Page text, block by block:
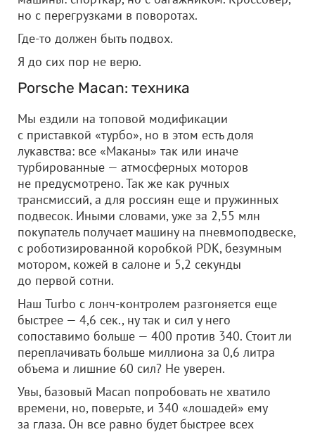
но с перегрузками в поворотах.
Где-то должен быть подвох.
Я до сих пор не верю.
Porsche Macan: техника
Мы ездили на топовой модификации
с приставкой «турбо», но в этом есть доля
лукавства: все «Маканы» так или иначе
турбированные — атмосферных моторов
не предусмотрено. Так же как ручных
трансмиссий, а для россиян еще и пружинных
подвесок. Иными словами, уже за 2,55 млн
покупатель получает машину на пневмоподвеске,
с роботизированной коробкой PDK, безумным
мотором, кожей в салоне и 5,2 секунды
до первой сотни.
Наш Turbo с лонч-контролем разгоняется еще
быстрее — 4,6 сек., ну так и сил у него
сопоставимо больше — 400 против 340. Стоит ли
переплачивать больше миллиона за 0,6 литра
объема и лишние 60 сил? Не уверен.
Увы, базовый Macan попробовать не хватило
времени, но, поверьте, и 340 «лошадей» ему
за глаза. Он все равно будет быстрее всех